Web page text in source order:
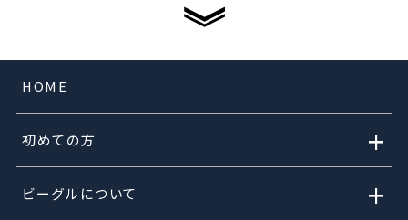
HOME
初めての方 +
ビーグルについて +